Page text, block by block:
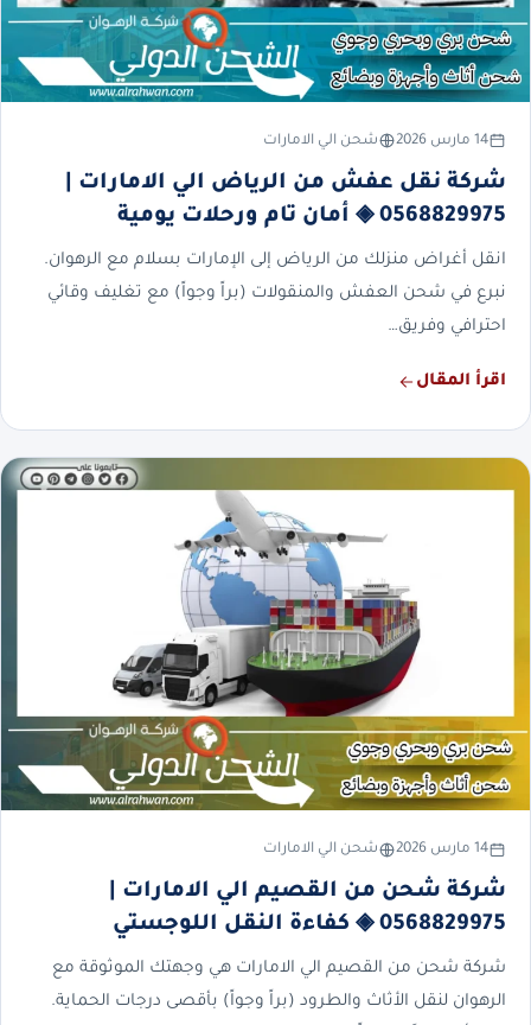
14 مارس 2026 شحن الي الامارات
شركة نقل عفش من الرياض الي الامارات |
0568829975 ◈ أمان تام ورحلات يومية
انقل أغراض منزلك من الرياض إلى الإمارات بسلام مع الرهوان.
نبرع في شحن العفش والمنقولات (براً وجواً) مع تغليف وقائي
احترافي وفريق…
اقرأ المقال
14 مارس 2026 شحن الي الامارات
شركة شحن من القصيم الي الامارات |
0568829975 ◈ كفاءة النقل اللوجستي
شركة شحن من القصيم الي الامارات هي وجهتك الموثوقة مع
الرهوان لنقل الأثاث والطرود (براً وجواً) بأقصى درجات الحماية.